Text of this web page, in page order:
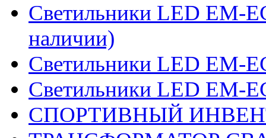
Светильники LED EM-
наличии)
Светильники LED EM-
Светильники LED EM-
СПОРТИВНЫЙ